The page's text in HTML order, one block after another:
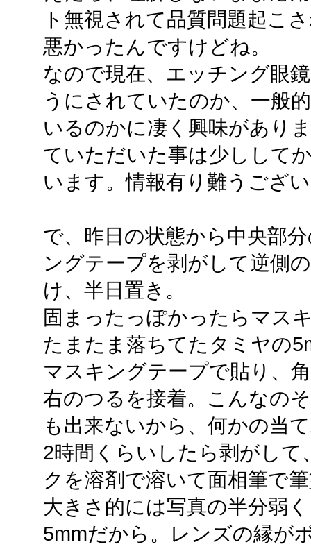
ト無視されて品質問題起こ
悪かったんですけどね。
なので現在、エッチング眼
うにされていたのか、一般
いるのかに凄く興味があり
ていただいた事は少しして
います。情報有り難うござ
で、昨日の状態から中央部
ングテープを剥がして逆側
け、半日置き。
固まったっぽかったらマス
たまたま落ちてたタミヤの
マスキングテープで貼り、
右のつるを接着。こんなの
も出来ないから、何かの当
2時間くらいしたら剥がし
クを溶剤で溶いて面相筆で
大きさ的には写真の半分弱
5mmだから。レンズの縁が